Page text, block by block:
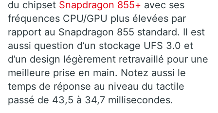
du chipset Snapdragon 855+ avec ses
fréquences CPU/GPU plus élevées par
rapport au Snapdragon 855 standard. Il est
aussi question d’un stockage UFS 3.0 et
d’un design légèrement retravaillé pour une
meilleure prise en main. Notez aussi le
temps de réponse au niveau du tactile
passé de 43,5 à 34,7 millisecondes.